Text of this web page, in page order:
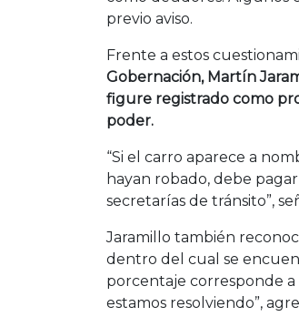
previo aviso.
Frente a estos
Gobernación, Martín
figure registrado como
poder.
“Si el carro aparece a
hayan robado, debe
secretarías de tránsito”,
Jaramillo también
dentro del cual se
porcentaje corresponde a
estamos resolviendo”,